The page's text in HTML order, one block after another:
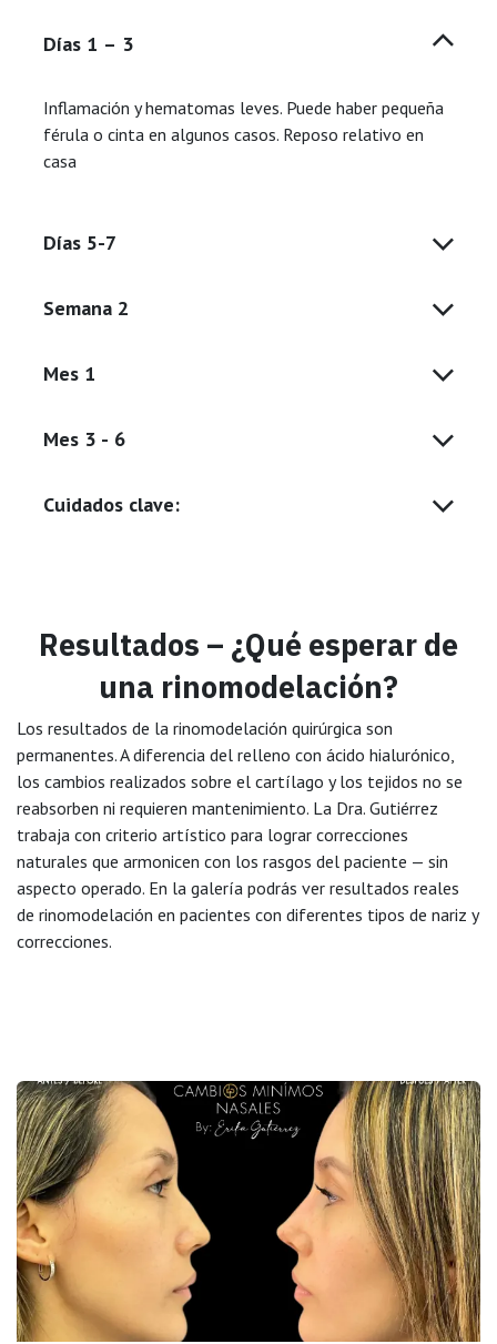
Días 1 – 3
Inflamación y hematomas leves. Puede haber pequeña
férula o cinta en algunos casos. Reposo relativo en
casa
Días 5-7
Semana 2
Mes 1
Mes 3 - 6
Cuidados clave:
Resultados – ¿Qué esperar de
una rinomodelación?
Los resultados de la rinomodelación quirúrgica son
permanentes. A diferencia del relleno con ácido hialurónico,
los cambios realizados sobre el cartílago y los tejidos no se
reabsorben ni requieren mantenimiento. La Dra. Gutiérrez
trabaja con criterio artístico para lograr correcciones
naturales que armonicen con los rasgos del paciente — sin
aspecto operado. En la galería podrás ver resultados reales
de rinomodelación en pacientes con diferentes tipos de nariz y
correcciones.